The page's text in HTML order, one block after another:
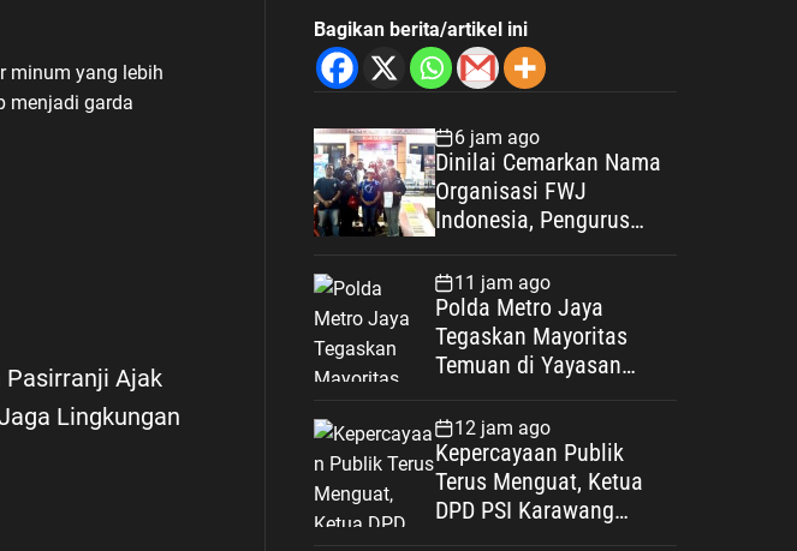
minum yang lebih
menjadi garda
Pasirranji Ajak
Lingkungan
Bagikan berita/artikel ini
6 jam ago
Dinilai Cemarkan Nama
Organisasi FWJ
Indonesia, Pengurus
Laporkan RSP alias Ros
ke Polisi
11 jam ago
Polda Metro Jaya
Tegaskan Mayoritas
Temuan di Yayasan
Senjata Api, Proses
Pendalaman Terus
Berjalan
12 jam ago
Kepercayaan Publik
Terus Menguat, Ketua
DPD PSI Karawang